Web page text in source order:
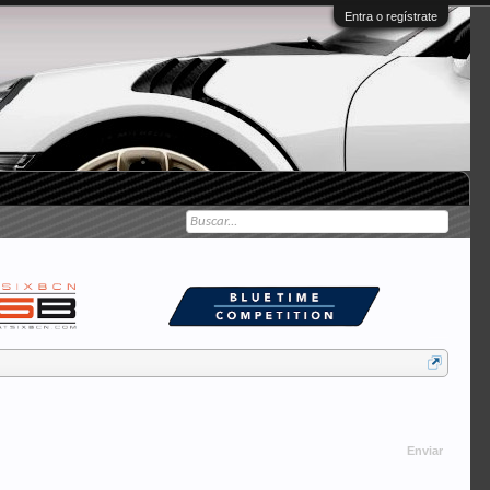
Entra o regístrate
Enviar